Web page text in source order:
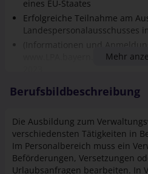
(Informationen und
www.LPA.bayern.de).
2023
Spaß am Kontakt mit
Kommunikations- und
Interesse und Freude an einer
Mehr
Berufsbildbeschreibung
Die Ausbildung zum
verschiedensten Tätigkeiten in
Beförderungen, Versetzungen
Urlaubsanfragen bearbeiten. In
du organisatorische Aufgaben.
auf oder beschäftigst dich mit
Kassenwesen des